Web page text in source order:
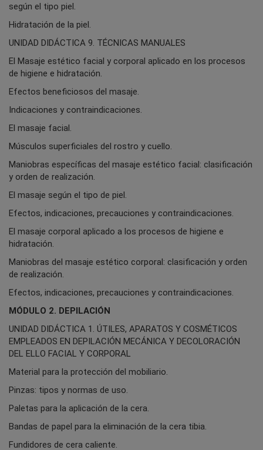
según el tipo piel.
Hidratación de la piel.
UNIDAD DIDÁCTICA 9. TÉCNICAS MANUALES
El Masaje estético facial y corporal aplicado en los procesos
de higiene e hidratación.
Efectos beneficiosos del masaje.
Indicaciones y contraindicaciones.
El masaje facial.
Músculos superficiales del rostro y cuello.
Maniobras específicas del masaje estético facial: clasificación
y orden de realización.
El masaje según el tipo de piel.
Efectos, indicaciones, precauciones y contraindicaciones.
El masaje corporal aplicado a los procesos de higiene e
hidratación.
Maniobras del masaje estético corporal: clasificación y orden
de realización.
Efectos, indicaciones, precauciones y contraindicaciones.
MÓDULO 2. DEPILACIÓN
UNIDAD DIDÁCTICA 1. ÚTILES, APARATOS Y COSMÉTICOS
EMPLEADOS EN DEPILACIÓN MECÁNICA Y DECOLORACIÓN
DEL ELLO FACIAL Y CORPORAL
Material para la protección del mobiliario.
Pinzas: tipos y normas de uso.
Paletas para la aplicación de la cera.
Bandas de papel para la eliminación de la cera tibia.
Fundidores de cera caliente.